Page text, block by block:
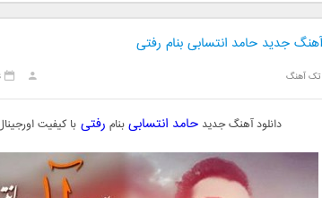
آهنگ جدید حامد انتسابی بنام رفتی
تک آهنگ
دانلود آهنگ جدیدحامد انتسابیبنام رفتیبا کیفیت